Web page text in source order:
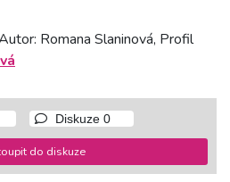
Romana Slaninová, Profil
Diskuze 0
do diskuze